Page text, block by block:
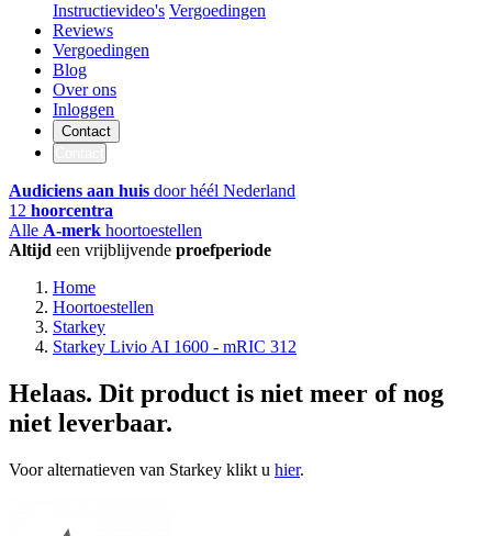
Instructievideo's Vergoedingen
Reviews
Vergoedingen
Blog
Over ons
Inloggen
Contact
Audiciens aan huis door héél Nederland
12 hoorcentra
Alle A-merk hoortoestellen
Altijd een vrijblijvende proefperiode
Home
Hoortoestellen
Starkey
Starkey Livio AI 1600 - mRIC 312
Helaas. Dit product is niet meer of nog
niet leverbaar.
Voor alternatieven van Starkey klikt u hier.